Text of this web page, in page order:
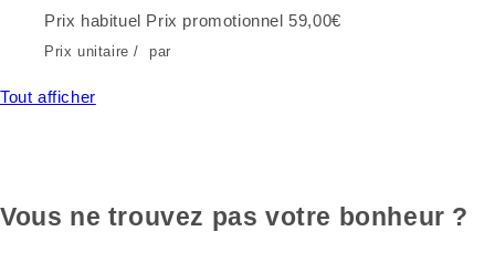
Prix habituel Prix promotionnel 59,00€
Prix unitaire / par
Tout afficher
Vous ne trouvez pas votre bonheur ?